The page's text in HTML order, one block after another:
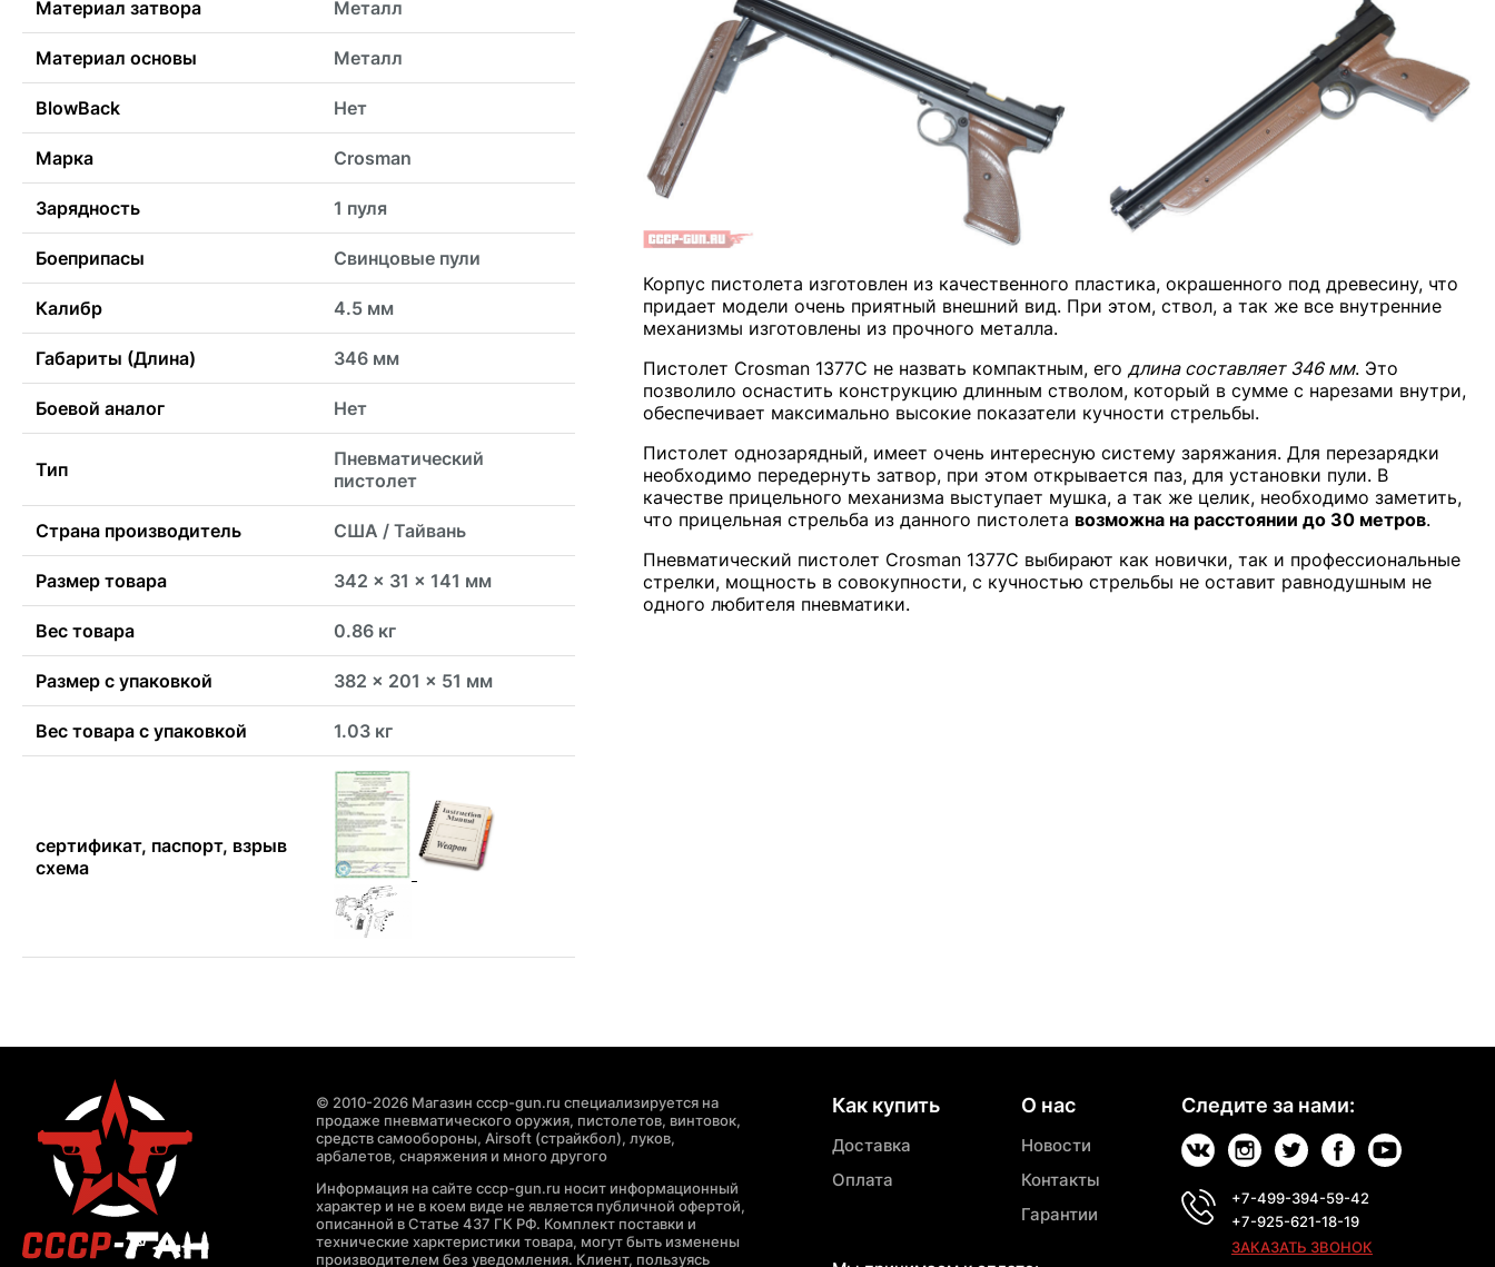
Материал затвора Металл
Материал основы Металл
BlowBack Нет
Марка Crosman
Зарядность 1 пуля
Боеприпасы Свинцовые пули
Калибр 4.5 мм
Габариты (Длина) 346 мм
Боевой аналог Нет
Тип
Пневматический
пистолет
Страна производитель США / Тайвань
Размер товара 342 x 31 x 141 мм
Вес товара 0.86 кг
Размер с упаковкой 382 x 201 x 51 мм
Вес товара с упаковкой 1.03 кг
сертификат, паспорт, взрыв
схема
Корпус пистолета изготовлен из качественного пластика, окрашенного под древесину, что
придает модели очень приятный внешний вид. При этом, ствол, а так же все внутренние
механизмы изготовлены из прочного металла.
Пистолет Crosman 1377C не назвать компактным, его длина составляет 346 мм. Это
позволило оснастить конструкцию длинным стволом, который в сумме с нарезами внутри,
обеспечивает максимально высокие показатели кучности стрельбы.
Пистолет однозарядный, имеет очень интересную систему заряжания. Для перезарядки
необходимо передернуть затвор, при этом открывается паз, для установки пули. В
качестве прицельного механизма выступает мушка, а так же целик, необходимо заметить,
что прицельная стрельба из данного пистолета возможна на расстоянии до 30 метров.
Пневматический пистолет Crosman 1377C выбирают как новички, так и профессиональные
стрелки, мощность в совокупности, с кучностью стрельбы не оставит равнодушным не
одного любителя пневматики.
© 2010-2026 Магазин cccp-gun.ru специализируется на
продаже пневматического оружия, пистолетов, винтовок,
средств самообороны, Airsoft (страйкбол), луков,
арбалетов, снаряжения и много другого
Информация на сайте cccp-gun.ru носит информационный
характер и не в коем виде не является публичной офертой,
описанной в Статье 437 ГК РФ. Комплект поставки и
технические харктеристики товара, могут быть изменены
производителем без уведомления. Клиент, пользуясь
Как купить
Доставка
Оплата
О нас
Новости
Контакты
Гарантии
Следите за нами:
+7-499-394-59-42
+7-925-621-18-19
ЗАКАЗАТЬ ЗВОНОК